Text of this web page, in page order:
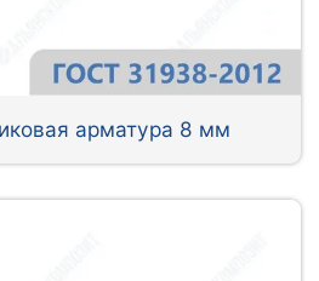
арматура 8 мм